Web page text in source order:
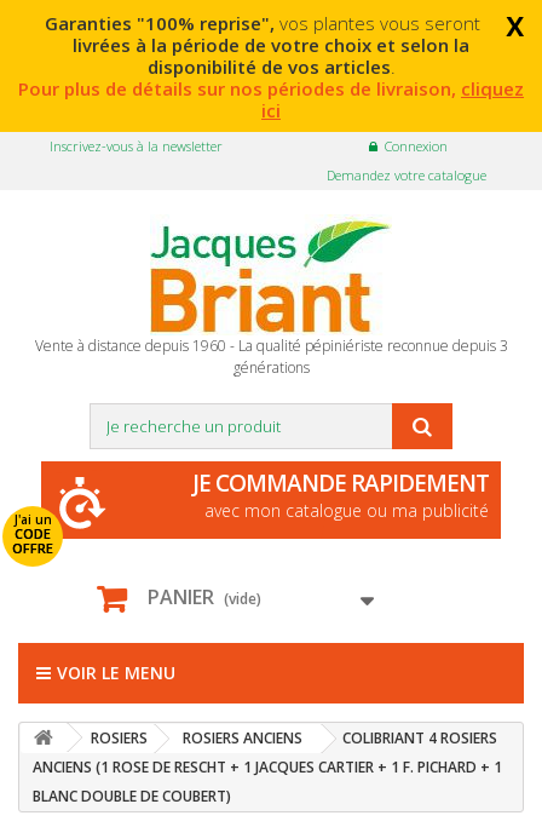
x
Garanties "100% reprise", vos plantes vous seront
livrées à la période de votre choix et selon la
disponibilité de vos articles.
Pour plus de détails sur nos périodes de livraison, cliquez
ici
Connexion
Inscrivez-vous à la newsletter
Demandez votre catalogue
Vente à distance depuis 1960 - La qualité pépiniériste reconnue depuis 3
générations
J'ai un
CODE
OFFRE
JE COMMANDE RAPIDEMENT
avec mon catalogue ou ma publicité
PANIER (vide)
VOIR LE MENU
ROSIERS ROSIERS ANCIENS
COLIBRIANT 4 ROSIERS
ANCIENS (1 ROSE DE RESCHT + 1 JACQUES CARTIER + 1 F. PICHARD + 1
BLANC DOUBLE DE COUBERT)